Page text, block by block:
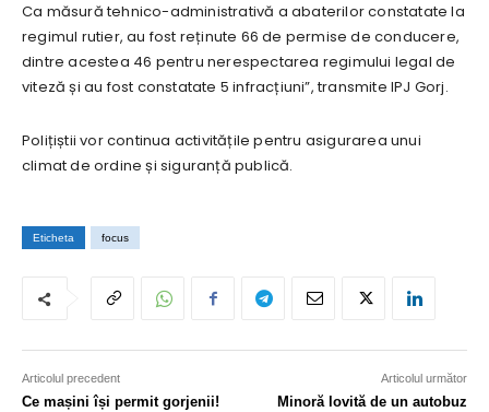
Ca măsură tehnico-administrativă a abaterilor constatate la
regimul rutier, au fost reținute 66 de permise de conducere,
dintre acestea 46 pentru nerespectarea regimului legal de
viteză și au fost constatate 5 infracțiuni”, transmite IPJ Gorj.
Polițiștii vor continua activitățile pentru asigurarea unui
climat de ordine și siguranță publică.
Eticheta focus
Articolul precedent
Ce mașini își permit gorjenii!
Articolul următor
Minoră lovită de un autobuz